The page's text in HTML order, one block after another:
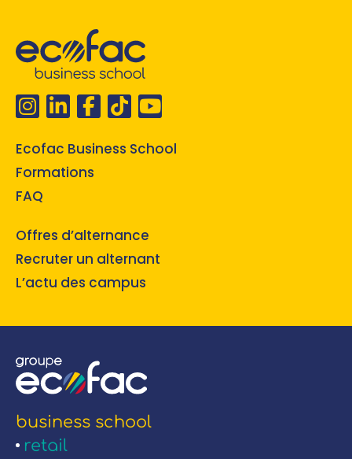
Ecofac Business School
Formations
FAQ
Offres d’alternance
Recruter un alternant
L’actu des campus
business school
retail